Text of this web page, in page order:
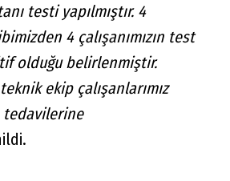
testi yapılmıştır. 4
4 çalışanımızın test
olduğu belirlenmiştir.
ekip çalışanlarımız
tedavilerine